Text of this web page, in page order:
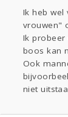
Ik heb
vrouwen"
Ik
boos kan
Ook
niet